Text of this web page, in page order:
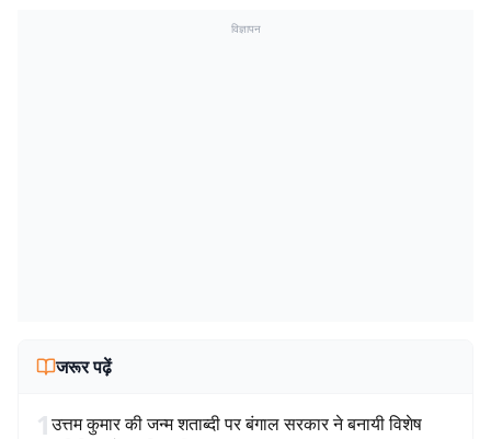
विज्ञापन
जरूर पढ़ें
1उत्तम कुमार की जन्म शताब्दी पर बंगाल सरकार ने बनायी विशेष